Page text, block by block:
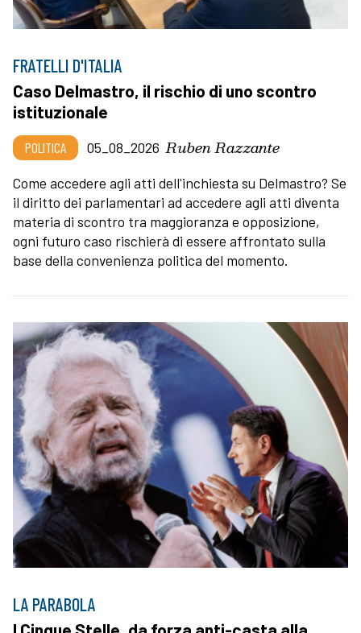
FRATELLI D'ITALIA
Caso Delmastro, il rischio di uno scontro
istituzionale
POLITICA 05_08_2026 Ruben Razzante
Come accedere agli atti dell'inchiesta su Delmastro? Se
il diritto dei parlamentari ad accedere agli atti diventa
materia di scontro tra maggioranza e opposizione,
ogni futuro caso rischierà di essere affrontato sulla
base della convenienza politica del momento.
LA PARABOLA